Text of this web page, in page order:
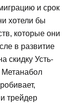
и срок
хотели бы
которые они
в развитие
скидку Усть-
Метанабол
трейдер